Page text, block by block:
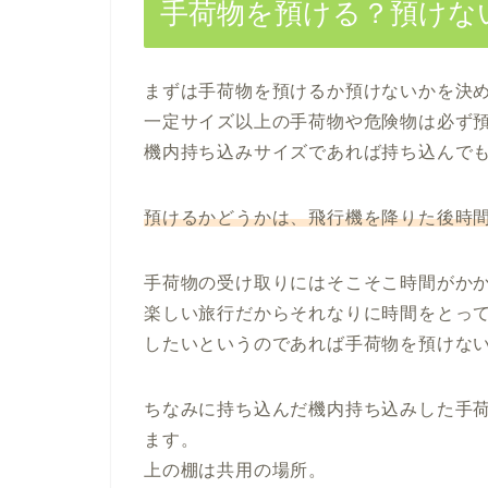
手荷物を預ける？預けな
まずは手荷物を預けるか預けないかを決
一定サイズ以上の手荷物や危険物は必ず
機内持ち込みサイズであれば持ち込んで
預けるかどうかは、飛行機を降りた後時
手荷物の受け取りにはそこそこ時間がか
楽しい旅行だからそれなりに時間をとっ
したいというのであれば手荷物を預けな
ちなみに持ち込んだ機内持ち込みした手
ます。
上の棚は共用の場所。